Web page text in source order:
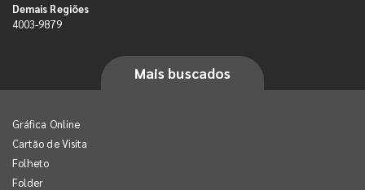
Demais Regiões
4003-9879
Mais buscados
Gráfica Online
Cartão de Visita
Folheto
Folder